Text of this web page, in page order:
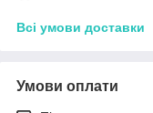
Всі умови доставки
Умови оплати